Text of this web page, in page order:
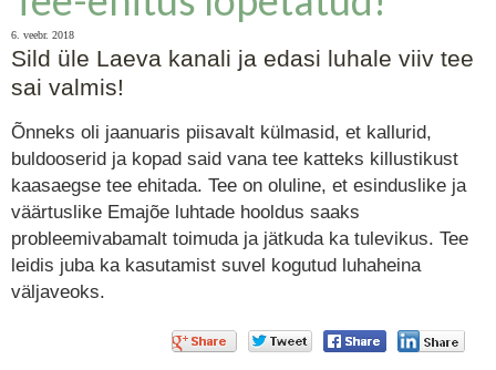
6. veebr. 2018
Sild üle Laeva kanali ja edasi luhale viiv tee
sai valmis!
Õnneks oli jaanuaris piisavalt külmasid, et kallurid,
buldooserid ja kopad said vana tee katteks killustikust
kaasaegse tee ehitada. Tee on oluline, et esinduslike ja
väärtuslike Emajõe luhtade hooldus saaks
probleemivabamalt toimuda ja jätkuda ka tulevikus. Tee
leidis juba ka kasutamist suvel kogutud luhaheina
väljaveoks.